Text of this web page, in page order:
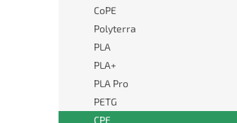
CoPE
Polyterra
PLA
PLA+
PLA Pro
PETG
CPE